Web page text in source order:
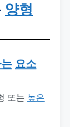
양형
요소
또는 높은